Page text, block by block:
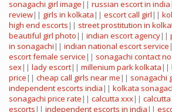
sonagachi girl image || russian escort in india
review|| girls in kolkata || escort call girl ||
high end escorts || street prostitution in
beautiful girl photo || indian escort agency||
in sonagachi || indian national escort service
escort female service || sonagachi contact no
sex|| lady escort|| millenium park kolkata ||
price || cheap call girls near me || sonagachi
independent escorts india || kolkata
sonagachi price rate || calcutta xxx||
escorts || independent escorts in india ||